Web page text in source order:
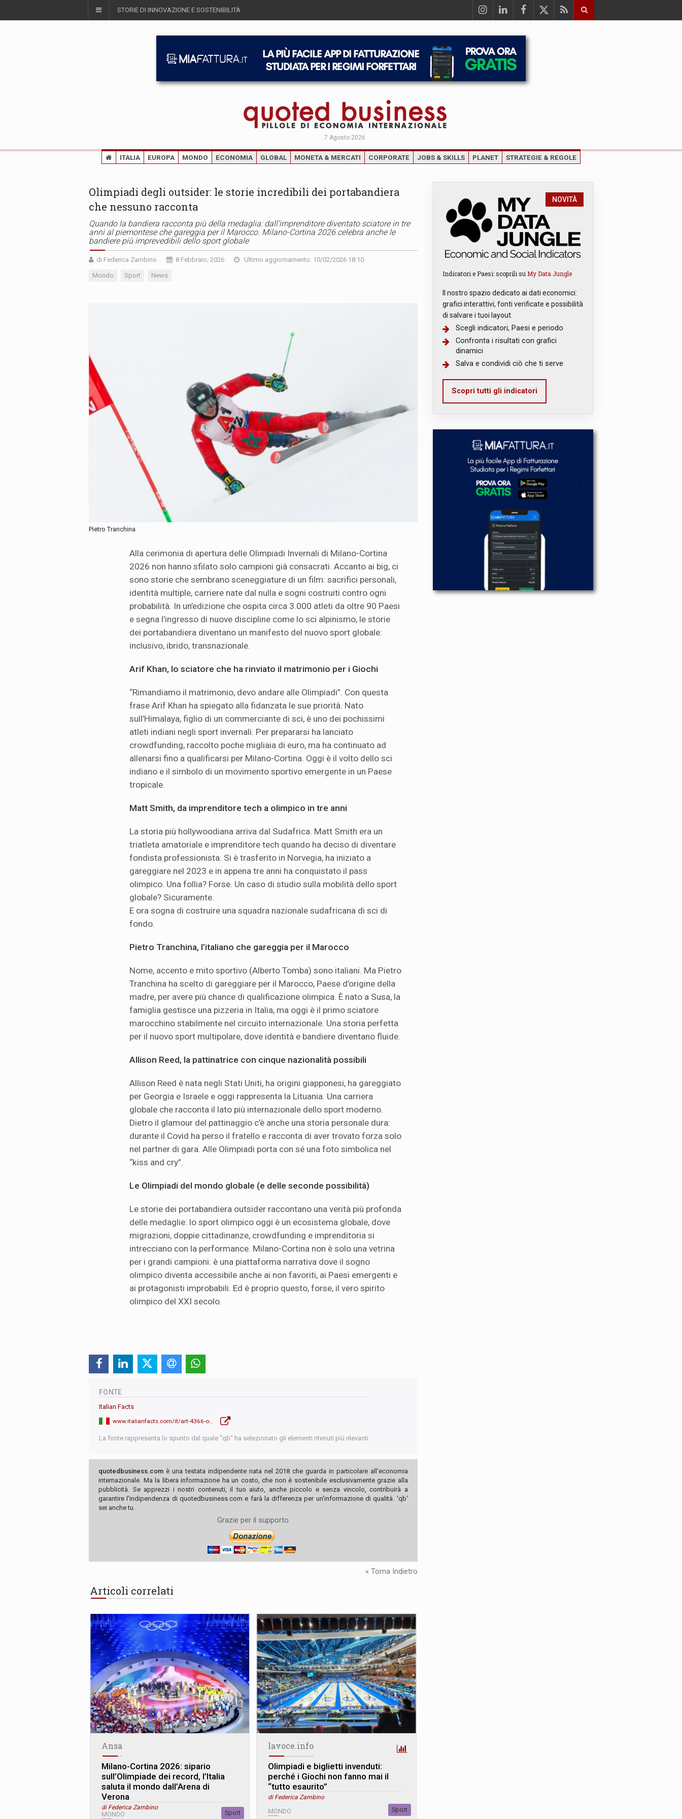
STORIE DI INNOVAZIONE E SOSTENIBILITÀ
7 Agosto 2026
ITALIA EUROPA MONDO ECONOMIA GLOBAL MONETA & MERCATI CORPORATE JOBS & SKILLS PLANET STRATEGIE & REGOLE
Olimpiadi degli outsider: le storie incredibili dei portabandiera
che nessuno racconta
Quando la bandiera racconta più della medaglia: dall’imprenditore diventato sciatore in tre
anni al piemontese che gareggia per il Marocco. Milano-Cortina 2026 celebra anche le
bandiere più imprevedibili dello sport globale
di Federica Zambino 8 Febbraio, 2026 Ultimo aggiornamento: 10/02/2026 18:10
Mondo Sport News
Pietro Tranchina
Alla cerimonia di apertura delle Olimpiadi Invernali di Milano-Cortina
2026 non hanno sfilato solo campioni già consacrati. Accanto ai big, ci
sono storie che sembrano sceneggiature di un film: sacrifici personali,
identità multiple, carriere nate dal nulla e sogni costruiti contro ogni
probabilità. In un’edizione che ospita circa 3.000 atleti da oltre 90 Paesi
e segna l’ingresso di nuove discipline come lo sci alpinismo, le storie
dei portabandiera diventano un manifesto del nuovo sport globale:
inclusivo, ibrido, transnazionale.
Arif Khan, lo sciatore che ha rinviato il matrimonio per i Giochi
“Rimandiamo il matrimonio, devo andare alle Olimpiadi”. Con questa
frase Arif Khan ha spiegato alla fidanzata le sue priorità. Nato
sull’Himalaya, figlio di un commerciante di sci, è uno dei pochissimi
atleti indiani negli sport invernali. Per prepararsi ha lanciato
crowdfunding, raccolto poche migliaia di euro, ma ha continuato ad
allenarsi fino a qualificarsi per Milano-Cortina. Oggi è il volto dello sci
indiano e il simbolo di un movimento sportivo emergente in un Paese
tropicale.
Matt Smith, da imprenditore tech a olimpico in tre anni
La storia più hollywoodiana arriva dal Sudafrica. Matt Smith era un
triatleta amatoriale e imprenditore tech quando ha deciso di diventare
fondista professionista. Si è trasferito in Norvegia, ha iniziato a
gareggiare nel 2023 e in appena tre anni ha conquistato il pass
olimpico. Una follia? Forse. Un caso di studio sulla mobilità dello sport
globale? Sicuramente.
E ora sogna di costruire una squadra nazionale sudafricana di sci di
fondo.
Pietro Tranchina, l’italiano che gareggia per il Marocco
Nome, accento e mito sportivo (Alberto Tomba) sono italiani. Ma Pietro
Tranchina ha scelto di gareggiare per il Marocco, Paese d’origine della
madre, per avere più chance di qualificazione olimpica. È nato a Susa, la
famiglia gestisce una pizzeria in Italia, ma oggi è il primo sciatore
marocchino stabilmente nel circuito internazionale. Una storia perfetta
per il nuovo sport multipolare, dove identità e bandiere diventano fluide.
Allison Reed, la pattinatrice con cinque nazionalità possibili
Allison Reed è nata negli Stati Uniti, ha origini giapponesi, ha gareggiato
per Georgia e Israele e oggi rappresenta la Lituania. Una carriera
globale che racconta il lato più internazionale dello sport moderno.
Dietro il glamour del pattinaggio c’è anche una storia personale dura:
durante il Covid ha perso il fratello e racconta di aver trovato forza solo
nel partner di gara. Alle Olimpiadi porta con sé una foto simbolica nel
“kiss and cry”.
Le Olimpiadi del mondo globale (e delle seconde possibilità)
Le storie dei portabandiera outsider raccontano una verità più profonda
delle medaglie: lo sport olimpico oggi è un ecosistema globale, dove
migrazioni, doppie cittadinanze, crowdfunding e imprenditoria si
intrecciano con la performance. Milano-Cortina non è solo una vetrina
per i grandi campioni: è una piattaforma narrativa dove il sogno
olimpico diventa accessibile anche ai non favoriti, ai Paesi emergenti e
ai protagonisti improbabili. Ed è proprio questo, forse, il vero spirito
olimpico del XXI secolo.
FONTE
Italian Facts
La fonte rappresenta lo spunto dal quale "qb" ha selezionato gli elementi ritenuti più rilevanti.
quotedbusiness.com è una testata indipendente nata nel 2018 che guarda in particolare all'economia
internazionale. Ma la libera informazione ha un costo, che non è sostenibile esclusivamente grazie alla
pubblicità. Se apprezzi i nostri contenuti, il tuo aiuto, anche piccolo e senza vincolo, contribuirà a
garantire l'indipendenza di quotedbusiness.com e farà la differenza per un'informazione di qualità. 'qb'
sei anche tu.
Grazie per il supporto
« Torna Indietro
Articoli correlati
Ansa
Milano-Cortina 2026: sipario
sull’Olimpiade dei record, l’Italia
saluta il mondo dall’Arena di
Verona
di Federica Zambino
MONDO Sport
lavoce.info
Olimpiadi e biglietti invenduti:
perché i Giochi non fanno mai il
“tutto esaurito”
di Federica Zambino
MONDO Sport
NOVITÀ
Indicatori e Paesi: scoprili su My Data Jungle
Il nostro spazio dedicato ai dati economici:
grafici interattivi, fonti verificate e possibilità
di salvare i tuoi layout.
Scegli indicatori, Paesi e periodo
Confronta i risultati con grafici
dinamici
Salva e condividi ciò che ti serve
Scopri tutti gli indicatori